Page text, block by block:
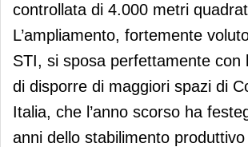
controllata di 4.000 metri
L’ampliamento, fortemente
STI, si sposa perfettamente con
di disporre di maggiori spazi di
Italia, che l’anno scorso ha
anni dello stabilimento